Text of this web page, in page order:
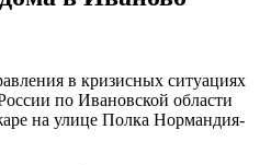
в кризисных ситуациях
по Ивановской области
на улице Полка Нормандия-